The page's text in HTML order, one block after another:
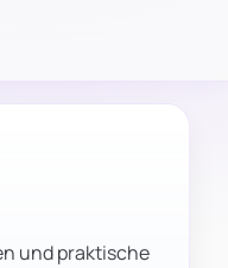
und praktische